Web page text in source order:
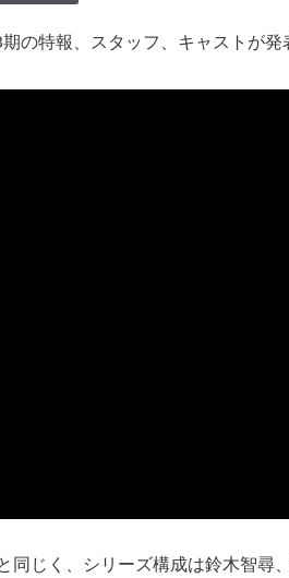
の特報、スタッフ、キャストが発
同じく、シリーズ構成は鈴木智尋